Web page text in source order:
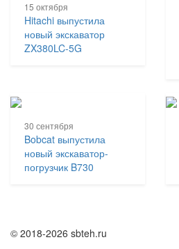
15 октября
Hitachi выпустила
новый экскаватор
ZX380LC-5G
30 сентября
Bobcat выпустила
новый экскаватор-
погрузчик B730
© 2018-2026 sbteh.ru